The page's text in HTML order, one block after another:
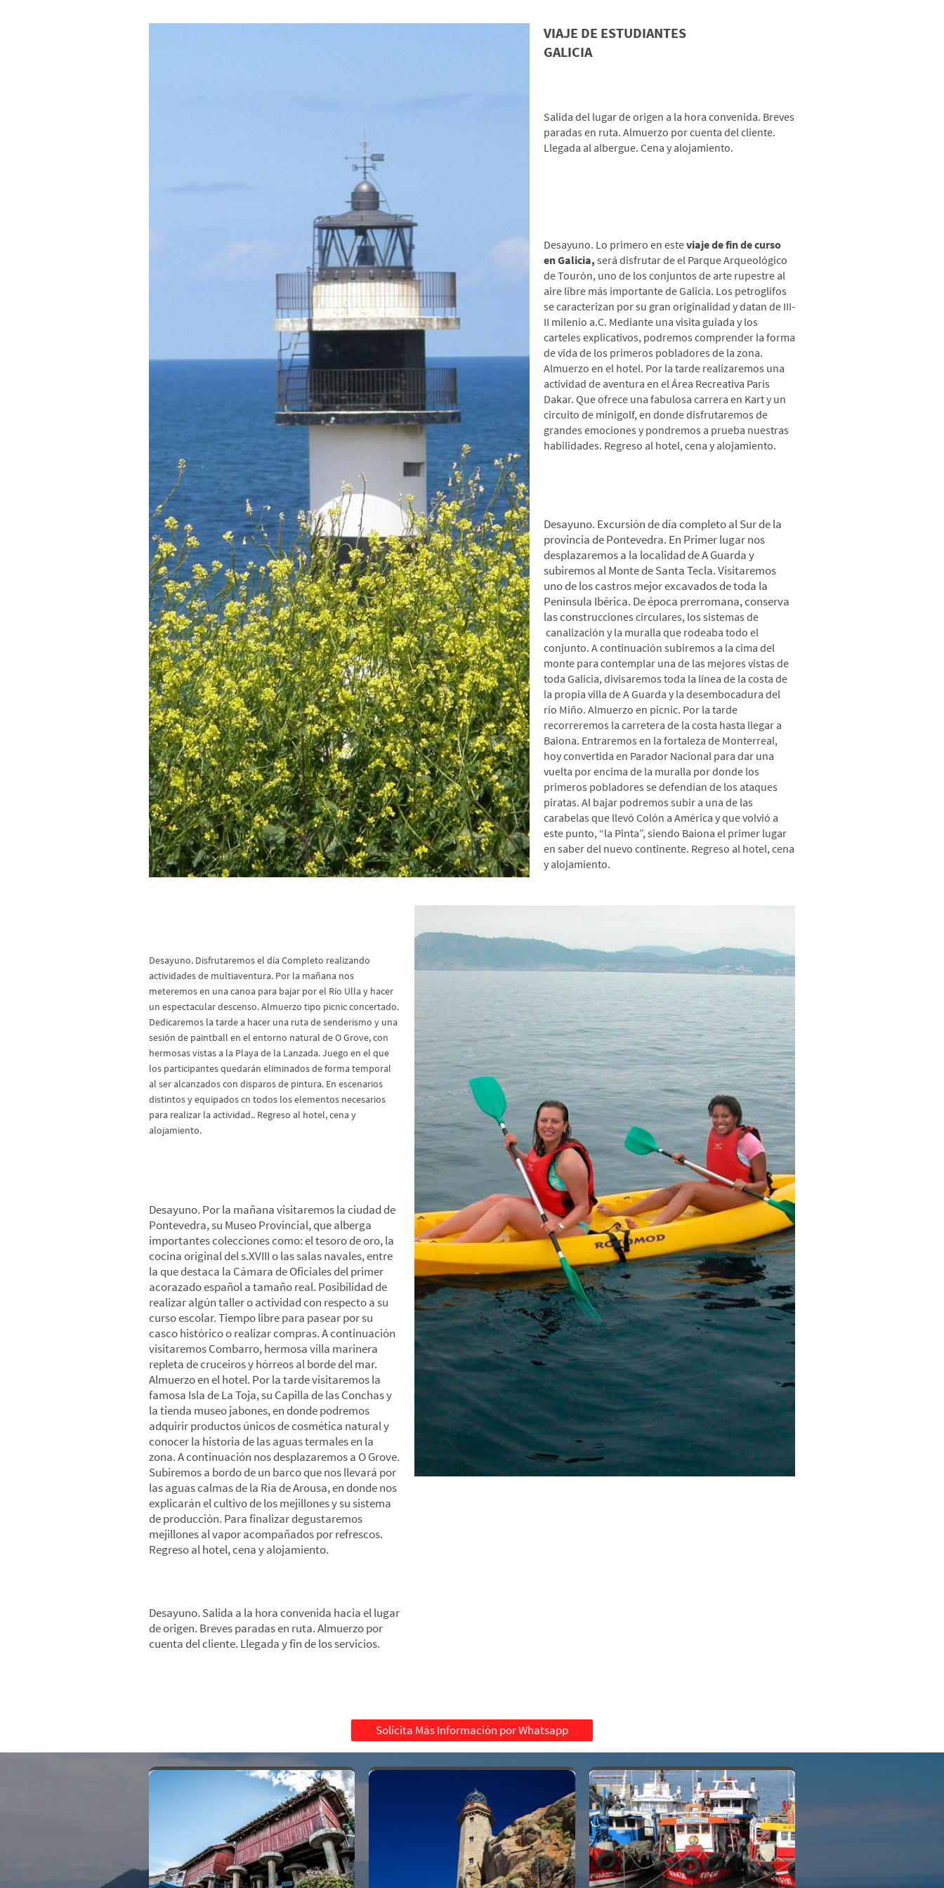
VIAJE DE ESTUDIANTES
GALICIA
Salida del lugar de origen a la hora convenida. Breves
paradas en ruta. Almuerzo por cuenta del cliente.
Llegada al albergue. Cena y alojamiento.
Desayuno. Lo primero en esteviaje de fin de curso
enGalicia, será disfrutar de el Parque Arqueológico
de Tourón, uno de los conjuntos de arte rupestre al
aire libre más importante de Galicia. Los petroglifos
se caracterizan por su gran originalidad y datan de III-
II milenio a.C. Mediante una visita guiada y los
carteles explicativos, podremos comprender la forma
de vida de los primeros pobladores de la zona.
Almuerzo en el hotel. Por la tarde realizaremos una
actividad de aventura en el Área Recreativa París
Dakar. Que ofrece una fabulosa carrera en Kart y un
circuito de minigolf, en donde disfrutaremos de
grandes emociones y pondremos a prueba nuestras
habilidades. Regreso al hotel, cena y alojamiento.
Desayuno. Excursión de día completo al Sur de la
provincia de Pontevedra. En Primer lugar nos
desplazaremos a la localidad de A Guarda y
subiremos al Monte de Santa Tecla. Visitaremos
uno de los castros mejor excavados de toda la
Península Ibérica. De época prerromana, conserva
las construcciones circulares, los sistemas de
canalización y la muralla que rodeaba todo el
conjunto. A continuación subiremos a la cima del
monte para contemplar una de las mejores vistas de
toda Galicia, divisaremos toda la línea de la costa de
la propia villa de A Guarda y la desembocadura del
río Miño. Almuerzo en picnic. Por la tarde
recorreremos la carretera de la costa hasta llegar a
Baiona. Entraremos en la fortaleza de Monterreal,
hoy convertida en Parador Nacional para dar una
vuelta por encima de la muralla por donde los
primeros pobladores se defendían de los ataques
piratas. Al bajar podremos subir a una de las
carabelas que llevó Colón a América y que volvió a
este punto, “la Pinta”, siendo Baiona el primer lugar
en saber del nuevo continente. Regreso al hotel, cena
y alojamiento.
Desayuno. Disfrutaremos el día Completo realizando
actividades de multiaventura. Por la mañana nos
meteremos en una canoa para bajar por el Río Ulla y hacer
un espectacular descenso. Almuerzo tipo picnic concertado.
Dedicaremos la tarde a hacer una ruta de senderismo y una
sesión de paintball en el entorno natural de O Grove, con
hermosas vistas a la Playa de la Lanzada. Juego en el que
los participantes quedarán eliminados de forma temporal
al ser alcanzados con disparos de pintura. En escenarios
distintos y equipados cn todos los elementos necesarios
para realizar la actividad.. Regreso al hotel, cena y
alojamiento.
Desayuno. Por la mañana visitaremos la ciudad de
Pontevedra, su Museo Provincial, que alberga
importantes colecciones como: el tesoro de oro, la
cocina original del s.XVIII o las salas navales, entre
la que destaca la Cámara de Oficiales del primer
acorazado español a tamaño real. Posibilidad de
realizar algún taller o actividad con respecto a su
curso escolar. Tiempo libre para pasear por su
casco histórico o realizar compras. A continuación
visitaremos Combarro, hermosa villa marinera
repleta de cruceiros y hórreos al borde del mar.
Almuerzo en el hotel. Por la tarde visitaremos la
famosa Isla de La Toja, su Capilla de las Conchas y
la tienda museo jabones, en donde podremos
adquirir productos únicos de cosmética natural y
conocer la historia de las aguas termales en la
zona. A continuación nos desplazaremos a O Grove.
Subiremos a bordo de un barco que nos llevará por
las aguas calmas de la Ría de Arousa, en donde nos
explicarán el cultivo de los mejillones y su sistema
de producción. Para finalizar degustaremos
mejillones al vapor acompañados por refrescos.
Regreso al hotel, cena y alojamiento.
Desayuno. Salida a la hora convenida hacia el lugar
de origen. Breves paradas en ruta. Almuerzo por
cuenta del cliente. Llegada y fin de los servicios.
Solicita Más Información por Whatsapp